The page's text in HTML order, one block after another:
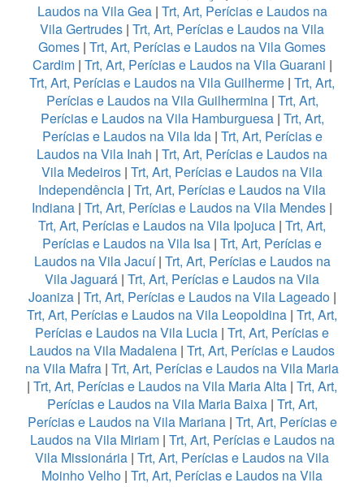
Laudos na Vila Gea| Trt, Art, Perícias e Laudos na
Vila Gertrudes | Trt, Art, Perícias e Laudos na Vila
Gomes | Trt, Art, Perícias e Laudos na Vila Gomes
Cardim| Trt, Art, Perícias e Laudos na Vila Guarani |
Trt, Art, Perícias e Laudos na Vila Guilherme | Trt, Art,
Perícias e Laudos na Vila Guilhermina| Trt, Art,
Perícias e Laudos na Vila Hamburguesa| Trt, Art,
Perícias e Laudos na Vila Ida| Trt, Art, Perícias e
Laudos na Vila Inah | Trt, Art, Perícias e Laudos na
Vila Medeiros | Trt, Art, Perícias e Laudos na Vila
Independência | Trt, Art, Perícias e Laudos na Vila
Indiana | Trt, Art, Perícias e Laudos na Vila Mendes |
Trt, Art, Perícias e Laudos na Vila Ipojuca | Trt, Art,
Perícias e Laudos na Vila Isa | Trt, Art, Perícias e
Laudos na Vila Jacuí| Trt, Art, Perícias e Laudos na
Vila Jaguará | Trt, Art, Perícias e Laudos na Vila
Joaniza| Trt, Art, Perícias e Laudos na Vila Lageado|
Trt, Art, Perícias e Laudos na Vila Leopoldina | Trt, Art,
Perícias e Laudos na Vila Lucia | Trt, Art, Perícias e
Laudos na Vila Madalena | Trt, Art, Perícias e Laudos
na Vila Mafra | Trt, Art, Perícias e Laudos na Vila Maria
| Trt, Art, Perícias e Laudos na Vila Maria Alta | Trt, Art,
Perícias e Laudos na Vila Maria Baixa| Trt, Art,
Perícias e Laudos na Vila Mariana| Trt, Art, Perícias e
Laudos na Vila Miriam| Trt, Art, Perícias e Laudos na
Vila Missionária | Trt, Art, Perícias e Laudos na Vila
Moinho Velho | Trt, Art, Perícias e Laudos na Vila